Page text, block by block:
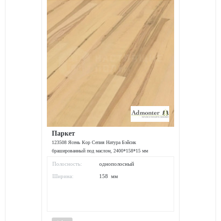
Паркет
123508 Ясень Кор Сепия Натура Бэйсик
брашированный под маслом, 2400*158*15 мм
Полосность: однополосный
Ширина: 158 мм